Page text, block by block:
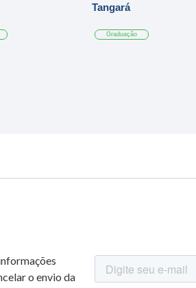
Tangará
Graduação
o envio da